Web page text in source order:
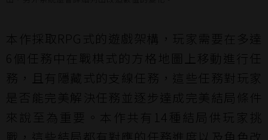
本作採取RPG式的遊戲架構，玩家需要在多達
6個任務中在戰棋式的方格地圖上移動進行任
務，且有隱藏式的支線任務，這些任務對玩家
是否能完美解決任務並逐步達成完美結局條件
來說至為重要。本作共有14種結局供玩家挑